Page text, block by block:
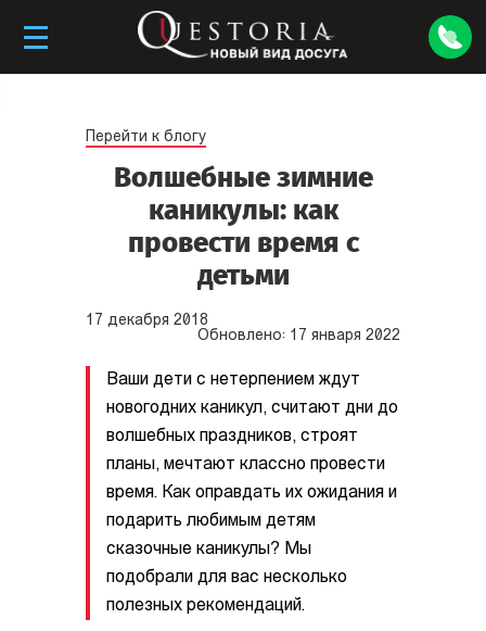
Перейти к блогу
Волшебные зимние
каникулы: как
провести время c
детьми
17 декабря 2018
Обновлено: 17 января 2022
Ваши дети с нетерпением ждут
новогодних каникул, считают дни до
волшебных праздников, строят
планы, мечтают классно провести
время. Как оправдать их ожидания и
подарить любимым детям
сказочные каникулы? Мы
подобрали для вас несколько
полезных рекомендаций.